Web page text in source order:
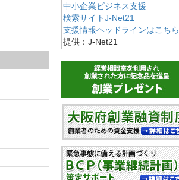
中小企業ビジネス支援
検索サイトJ-Net21
支援情報ヘッドラインはこちら
提供：J-Net21